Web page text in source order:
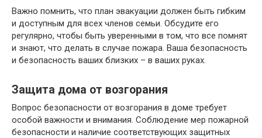
Важно помнить, что план эвакуации должен быть гибким
и доступным для всех членов семьи. Обсудите его
регулярно, чтобы быть уверенными в том, что все помнят
и знают, что делать в случае пожара. Ваша безопасность
и безопасность ваших близких – в ваших руках.
Защита дома от возгорания
Вопрос безопасности от возгорания в доме требует
особой важности и внимания. Соблюдение мер пожарной
безопасности и наличие соответствующих защитных